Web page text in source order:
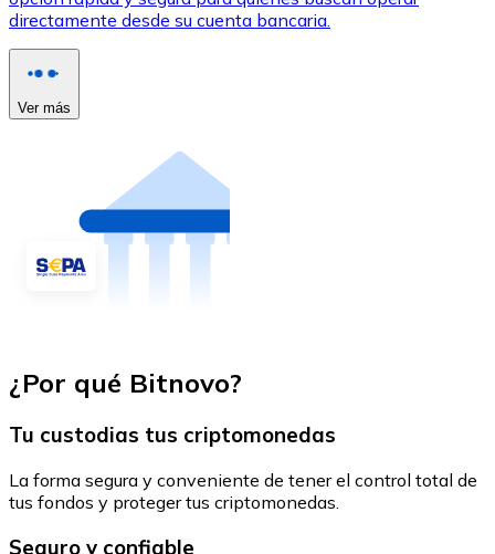
directamente desde su cuenta bancaria.
Ver más
¿Por qué Bitnovo?
Tu custodias tus criptomonedas
La forma segura y conveniente de tener el control total de
tus fondos y proteger tus criptomonedas.
Seguro y confiable